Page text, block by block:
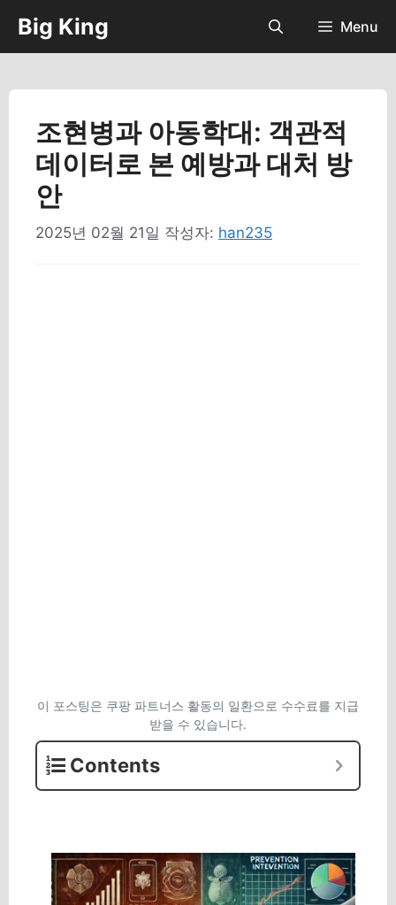
츠
건
Big King Menu
조현병과 아동학대: 객관적
데이터로 본 예방과 대처 방
안
2025년 02월 21일 작성자: han235
이 포스팅은 쿠팡 파트너스 활동의 일환으로 수수료를 지급
받을 수 있습니다.
Contents